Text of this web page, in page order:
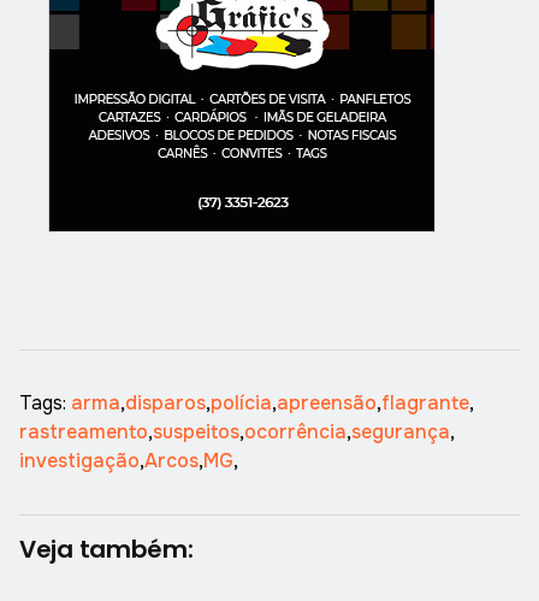
Tags: arma,disparos,polícia,apreensão,flagrante,
rastreamento,suspeitos,ocorrência,segurança,
investigação,Arcos,MG,
Veja também: